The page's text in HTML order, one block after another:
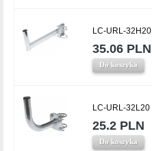
LC-URL-32H20
35.06 PLN
Do koszyka
LC-URL-32L20
25.2 PLN
Do koszyka